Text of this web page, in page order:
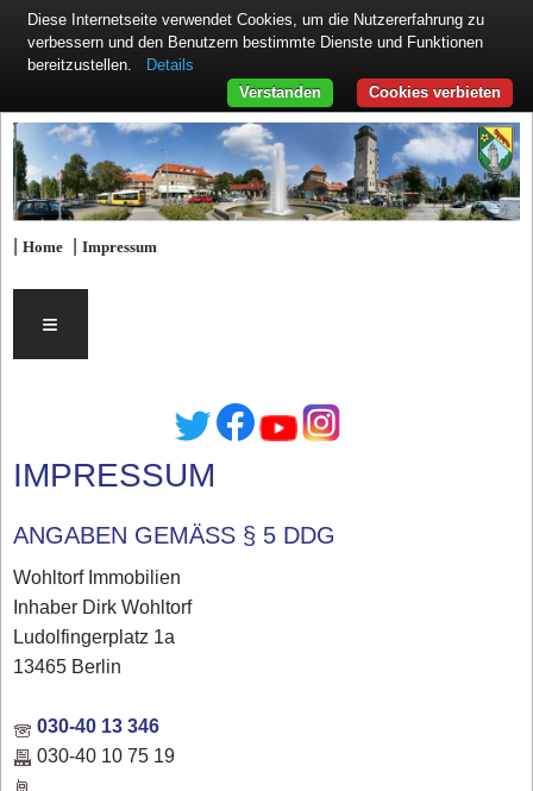
|Home |Impressum
≡
IMPRESSUM
ANGABEN GEMÄSS § 5 DDG
Wohltorf Immobilien
Inhaber Dirk Wohltorf
Ludolfingerplatz 1a
13465 Berlin
030-40 13 346
030-40 10 75 19
Diese Internetseite verwendet Cookies, um die Nutzererfahrung zu
verbessern und den Benutzern bestimmte Dienste und Funktionen
bereitzustellen.
Details
Cookies verbieten
Verstanden